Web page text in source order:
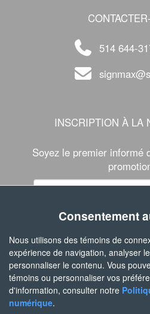
514 644-
INSCRIPTION À LA
Soyez le premier informé
SUIVEZ-
Consentement
Nous utilisons des témoins de
expérience de navigation, analyser
personnaliser le contenu. Vous
témoins ou personnaliser vos
d'information, consulter notre
numérique.